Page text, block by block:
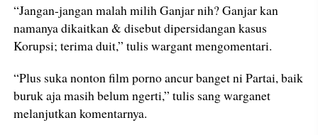
“Jangan-jangan malah milih Ganjar nih? Ganjar kan
namanya dikaitkan & disebut dipersidangan kasus
Korupsi; terima duit,” tulis wargant mengomentari.
“Plus suka nonton film porno ancur banget ni Partai, baik
buruk aja masih belum ngerti,” tulis sang warganet
melanjutkan komentarnya.